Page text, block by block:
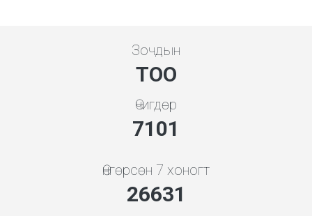
Зочдын
ТОО
Өчигдөр
7608
Өнгөрсөн 7 хоногт
28679